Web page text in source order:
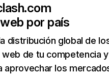
por país
distribución global de
de tu competencia y
aprovechar los